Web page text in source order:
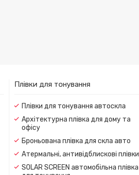
Плівки для тонування
Плівки для тонування автоскла
Архітектурна плівка для дому та
офісу
Броньована плівка для скла авто
Атермальні, антивідблискові плівки
SOLAR SCREEN автомобільна плівка